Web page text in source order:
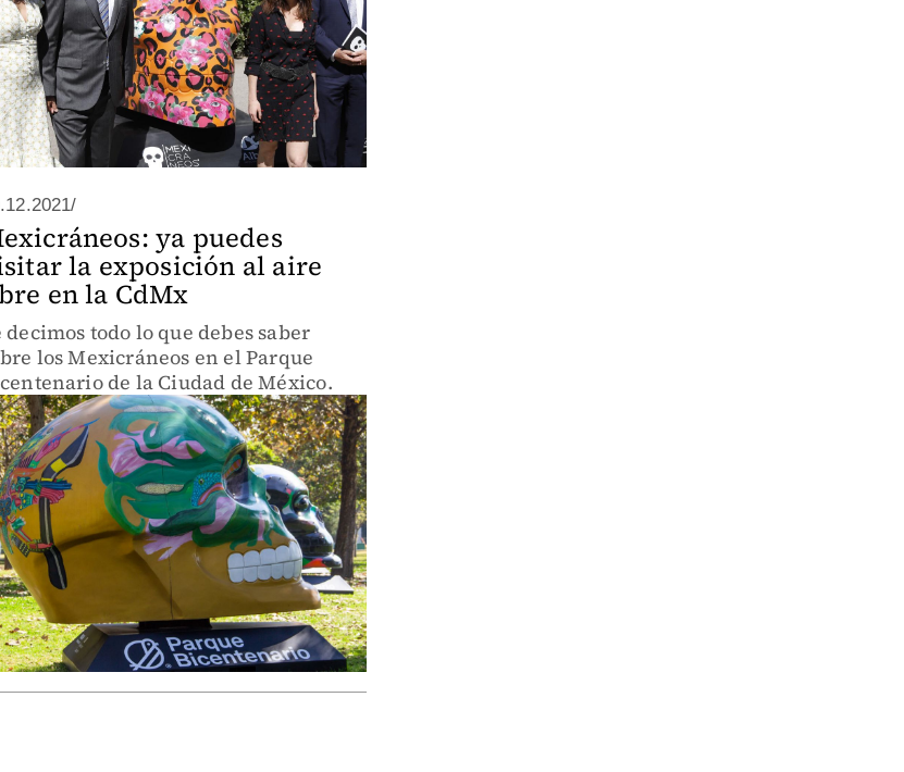
ya puedes
la exposición al aire
en la CdMx
decimos todo lo que debes saber
los Mexicráneos en el Parque
de la Ciudad de México.